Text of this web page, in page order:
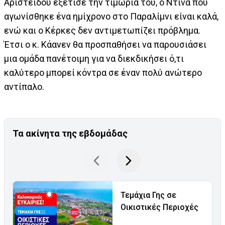
αγωνίσθηκε ένα ημίχρονο στο Παραλίμνι είναι καλά,
ενώ και ο Κέρκες δεν αντιμετωπίζει πρόβλημα.
Έτσι ο κ. Κάανεν θα προσπαθήσει να παρουσιάσει
μια ομάδα πανέτοιμη για να διεκδικήσει ό,τι
καλύτερο μπορεί κόντρα σε έναν πολύ ανώτερο
αντίπαλο.
Τα ακίνητα της εβδομάδας
Τεμάχια Γης σε
Οικιστικές Περιοχές